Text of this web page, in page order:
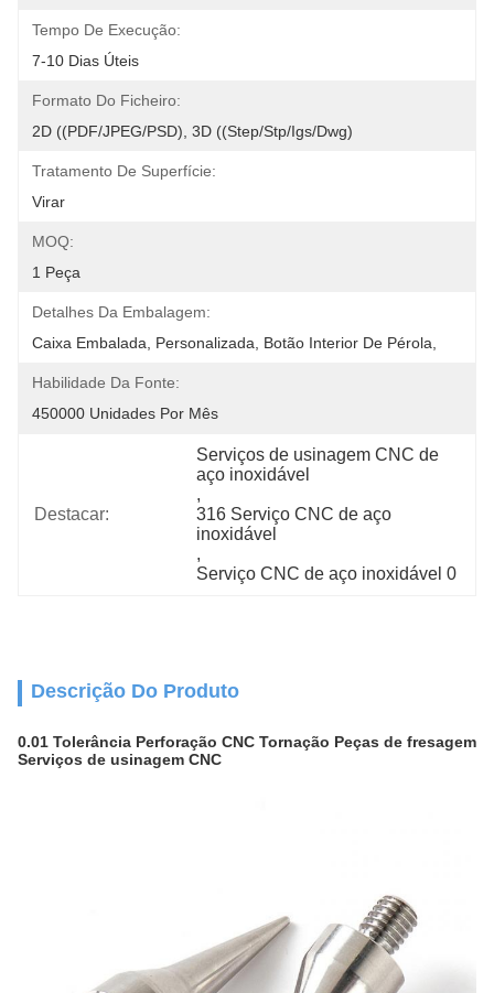
Tempo De Execução:
7-10 Dias Úteis
Formato Do Ficheiro:
2D ((PDF/JPEG/PSD), 3D ((step/stp/igs/dwg)
Tratamento De Superfície:
Virar
MOQ:
1 Peça
Detalhes Da Embalagem:
Caixa Embalada, Personalizada, Botão Interior De Pérola,
Habilidade Da Fonte:
450000 Unidades Por Mês
Destacar:
Serviços de usinagem CNC de
aço inoxidável
,
316 Serviço CNC de aço
inoxidável
,
Serviço CNC de aço inoxidável 0
Descrição Do Produto
0.01 Tolerância Perforação CNC Tornação Peças de fresagem
Serviços de usinagem CNC